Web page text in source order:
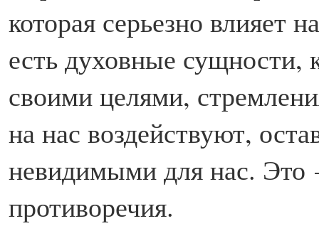
которая серьезно влияет
есть духовные сущности,
своими целями,
на нас воздействуют,
невидимыми для нас.
противоречия.